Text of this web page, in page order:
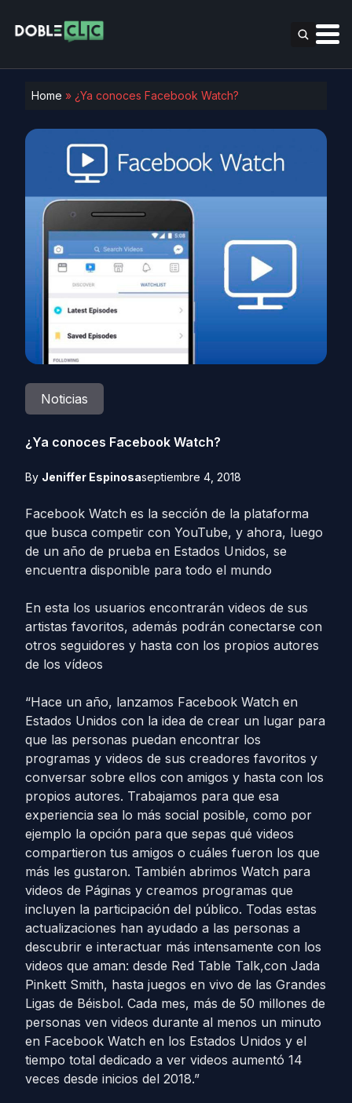
Home » ¿Ya conoces Facebook Watch?
Noticias
¿Ya conoces Facebook Watch?
By Jeniffer Espinosaseptiembre 4, 2018
Facebook Watch es la sección de la plataforma
que busca competir con YouTube, y ahora, luego
de un año de prueba en Estados Unidos, se
encuentra disponible para todo el mundo
En esta los usuarios encontrarán videos de sus
artistas favoritos, además podrán conectarse con
otros seguidores y hasta con los propios autores
de los vídeos
“Hace un año, lanzamos Facebook Watch en
Estados Unidos con la idea de crear un lugar para
que las personas puedan encontrar los
programas y videos de sus creadores favoritos y
conversar sobre ellos con amigos y hasta con los
propios autores. Trabajamos para que esa
experiencia sea lo más social posible, como por
ejemplo la opción para que sepas qué videos
compartieron tus amigos o cuáles fueron los que
más les gustaron. También abrimos Watch para
videos de Páginas y creamos programas que
incluyen la participación del público. Todas estas
actualizaciones han ayudado a las personas a
descubrir e interactuar más intensamente con los
videos que aman: desde Red Table Talk,con Jada
Pinkett Smith, hasta juegos en vivo de las Grandes
Ligas de Béisbol. Cada mes, más de 50 millones de
personas ven videos durante al menos un minuto
en Facebook Watch en los Estados Unidos y el
tiempo total dedicado a ver videos aumentó 14
veces desde inicios del 2018.”